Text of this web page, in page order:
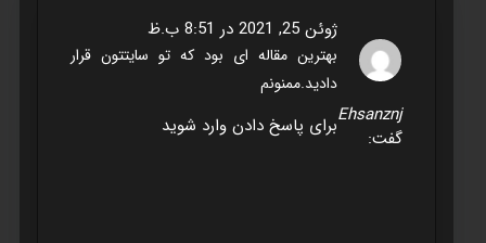
Ehsanznj
گفت:
ژوئن 25, 2021 در 8:51 ب.ظ
بهترین مقاله ای بود که تو سایتتون قرار
دادید.ممنونم
برای پاسخ دادن وارد شوید